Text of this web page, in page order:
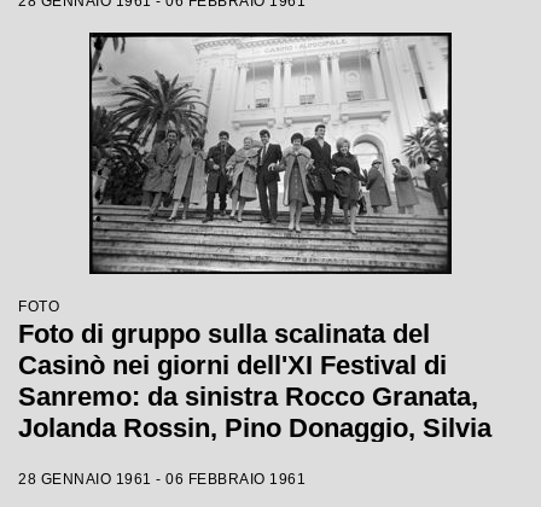
Mazzetti
FOTO
Foto di gruppo sulla scalinata del
Casinò nei giorni dell'XI Festival di
Sanremo: da sinistra Rocco Granata,
Jolanda Rossin, Pino Donaggio, Silvia
Renis e Betty Curtis
28 GENNAIO 1961 - 06 FEBBRAIO 1961